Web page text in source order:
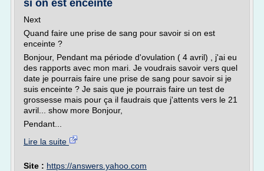
si on est enceinte
Next
Quand faire une prise de sang pour savoir si on est
enceinte ?
Bonjour, Pendant ma période d'ovulation ( 4 avril) , j'ai eu
des rapports avec mon mari. Je voudrais savoir vers quel
date je pourrais faire une prise de sang pour savoir si je
suis enceinte ? Je sais que je pourrais faire un test de
grossesse mais pour ça il faudrais que j'attents vers le 21
avril... show more Bonjour,
Pendant...
Lire la suite
Site : https://answers.yahoo.com